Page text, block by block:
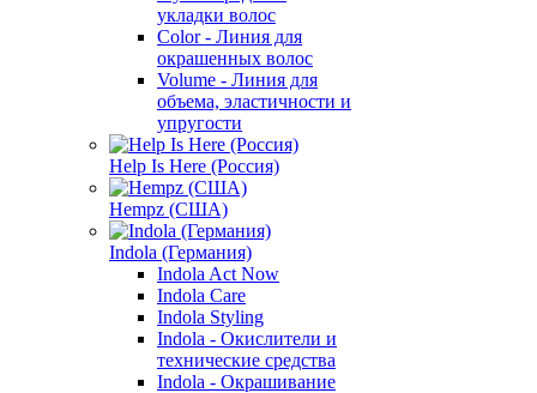
укладки волос
Color - Линия для
окрашенных волос
Volume - Линия для
объема, эластичности и
упругости
Help Is Here (Россия)
Hempz (США)
Indola (Германия)
Indola Act Now
Indola Care
Indola Styling
Indola - Окислители и
технические средства
Indola - Окрашивание